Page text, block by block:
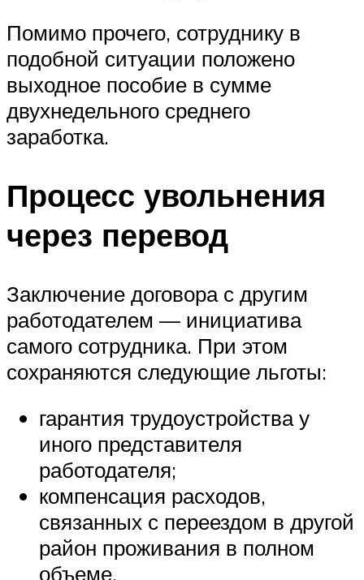
Помимо прочего, сотруднику в
подобной ситуации положено
выходное пособие в сумме
двухнедельного среднего
заработка.
Процесс увольнения
через перевод
Заключение договора с другим
работодателем — инициатива
самого сотрудника. При этом
сохраняются следующие льготы:
гарантия трудоустройства у
иного представителя
работодателя;
компенсация расходов,
связанных с переездом в другой
район проживания в полном
объеме.